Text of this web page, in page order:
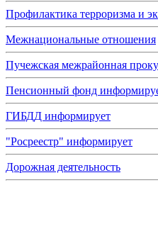
Профилактика терроризма и
Межнациональные отношения
Пучежская межрайонная
Пенсионный фонд
ГИБДД информирует
"Росреестр" информирует
Дорожная деятельность